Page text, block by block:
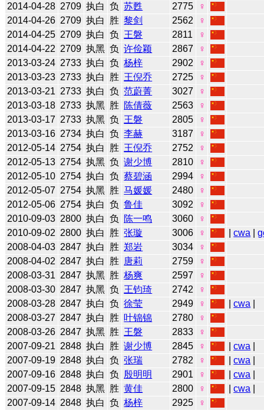
2014-04-28 2709 执白 负 苏甦 2775
♀
2014-04-26 2709 执白 胜 黎剑 2562
♀
2014-04-25 2709 执白 负 王磐 2811
♀
2014-04-22 2709 执黑 负 许俭颖 2867
♀
2013-03-24 2733 执白 负 杨梓 2902
♀
2013-03-23 2733 执白 胜 王倪乔 2725
♀
2013-03-21 2733 执白 负 范蔚菁 3027
♀
2013-03-18 2733 执黑 胜 陈倩薇 2563
♀
2013-03-17 2733 执黑 负 王磐 2805
♀
2013-03-16 2734 执白 负 李赫 3187
♀
2012-05-14 2754 执白 胜 王倪乔 2752
♀
2012-05-13 2754 执黑 负 谢少博 2810
♀
2012-05-10 2754 执白 负 蔡碧涵 2994
♀
2012-05-07 2754 执黑 胜 马媛媛 2480
♀
2012-05-06 2754 执白 负 鲁佳 3092
♀
2010-09-03 2800 执白 负 陈一鸣 3060
♀
2010-09-02 2800 执白 胜 张璇 3006 ♀ |cwa |
2008-04-03 2847 执白 胜 郑岩 3034
♀
2008-04-02 2847 执白 胜 唐莉 2759
♀
2008-03-31 2847 执黑 胜 杨爽 2597
♀
2008-03-30 2847 执黑 负 王钧琦 2742
♀
2008-03-28 2847 执白 负 徐莹 2949 ♀ |cwa
2008-03-27 2847 执白 胜 叶锦锦 2780
♀
2008-03-26 2847 执黑 胜 王磐 2833
♀
2007-09-21 2848 执白 胜 谢少博 2845 ♀ |cwa
2007-09-19 2848 执白 负 张瑞 2782 ♀ |cwa
2007-09-16 2848 执白 负 殷明明 2901 ♀ |cwa
2007-09-15 2848 执黑 胜 黄佳 2800 ♀ |cwa
2007-09-14 2848 执白 负 杨梓 2925
♀